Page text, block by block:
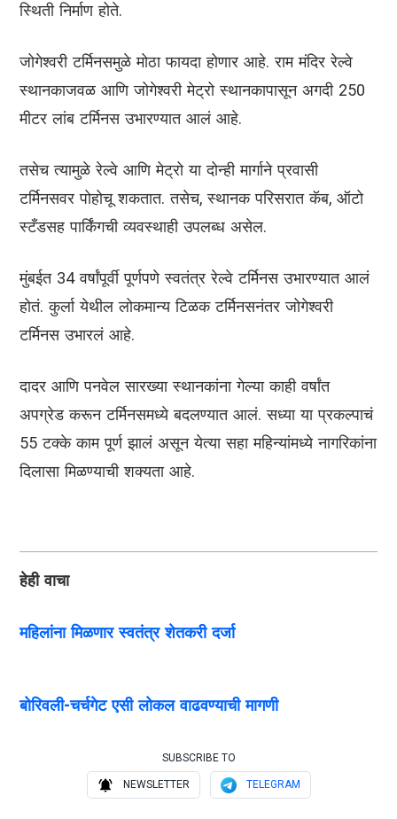
स्थिती निर्माण होते.
जोगेश्वरी टर्मिनसमुळे मोठा फायदा होणार आहे. राम मंदिर रेल्वे
स्थानकाजवळ आणि जोगेश्वरी मेट्रो स्थानकापासून अगदी 250
मीटर लांब टर्मिनस उभारण्यात आलं आहे.
तसेच त्यामुळे रेल्वे आणि मेट्रो या दोन्ही मार्गाने प्रवासी
टर्मिनसवर पोहोचू शकतात. तसेच, स्थानक परिसरात कॅब, ऑटो
स्टँडसह पार्किंगची व्यवस्थाही उपलब्ध असेल.
मुंबईत 34 वर्षांपूर्वी पूर्णपणे स्वतंत्र रेल्वे टर्मिनस उभारण्यात आलं
होतं. कुर्ला येथील लोकमान्य टिळक टर्मिनसनंतर जोगेश्वरी
टर्मिनस उभारलं आहे.
दादर आणि पनवेल सारख्या स्थानकांना गेल्या काही वर्षांत
अपग्रेड करून टर्मिनसमध्ये बदलण्यात आलं. सध्या या प्रकल्पाचं
55 टक्के काम पूर्ण झालं असून येत्या सहा महिन्यांमध्ये नागरिकांना
दिलासा मिळण्याची शक्यता आहे.
हेही वाचा
महिलांना मिळणार स्वतंत्र शेतकरी दर्जा
बोरिवली-चर्चगेट एसी लोकल वाढवण्याची मागणी
SUBSCRIBE TO
NEWSLETTER TELEGRAM